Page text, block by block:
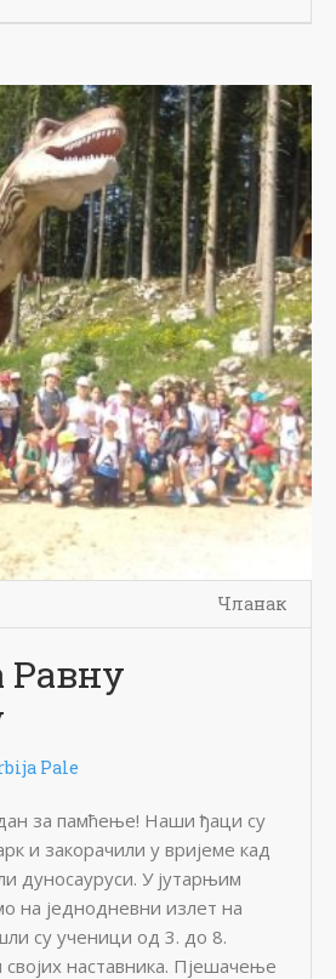
Чланак
Равну
Pale
за памћење! Наши ђаци су
и закорачили у вријеме кад
дуносауруси. У јутарњим
на једнодневни излет на
су ученици од 3. до 8.
наставника. Пјешачење